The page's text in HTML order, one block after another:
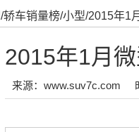
/轿车销量榜/小型/2015年1
2015年1月
来源：www.suv7c.com